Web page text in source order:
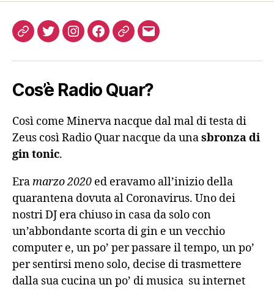
ComeTwitterInstagram
FB Podcast
Email
Cos’è Radio Quar?
Così come Minerva nacque dal mal di testa di
Zeus così Radio Quar nacque da unasbronza di
gin tonic.
Eramarzo 2020 ed eravamo all’inizio della
quarantena dovuta al Coronavirus. Uno dei
nostri DJ era chiuso in casa da solo con
un’abbondante scorta di gin e un vecchio
computer e, un po’ per passare il tempo, un po’
per sentirsi meno solo, decise di trasmettere
dalla sua cucina un po’ di musica su internet